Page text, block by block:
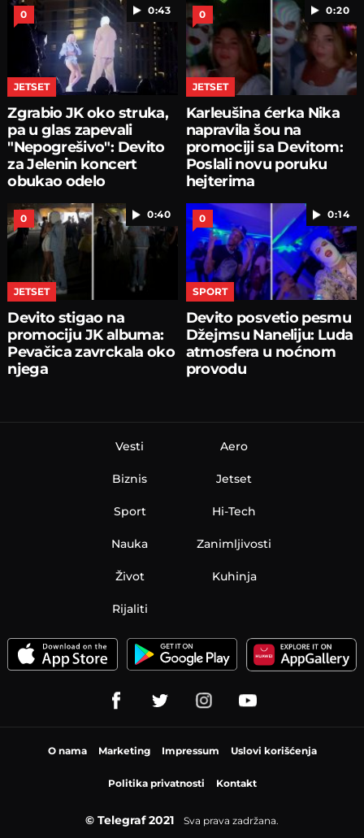
0:43
0
JETSET
Zgrabio JK oko struka,
pa u glas zapevali
"Nepogrešivo": Devito
za Jelenin koncert
obukao odelo
0:20
0
JETSET
Karleušina ćerka Nika
napravila šou na
promociji sa Devitom:
Poslali novu poruku
hejterima
0:40
0
JETSET
Devito stigao na
promociju JK albuma:
Pevačica zavrckala oko
njega
0:14
0
SPORT
Devito posvetio pesmu
Džejmsu Naneliju: Luda
atmosfera u noćnom
provodu
Vesti
Biznis
Sport
Nauka
Aero
Jetset
Hi-Tech
Zanimljivosti
Život Kuhinja
Rijaliti
O nama Marketing Impressum Uslovi korišćenja
Politika privatnosti Kontakt
© Telegraf 2021 Sva prava zadržana.